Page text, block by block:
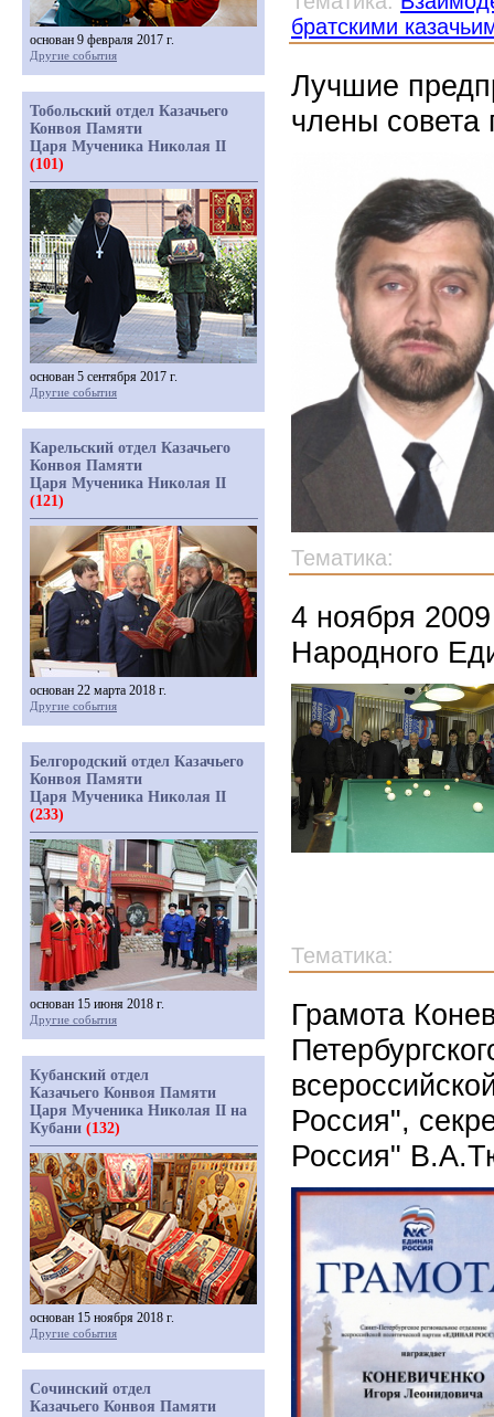
братскими
Лучшие
члены совета
Тематика:
4 ноября
Народного
Тематика:
Грамота
Россия",
Россия"
основан 9 февраля 2017 г.
Другие события
Тобольский отдел Казачьего
Конвоя Памяти
Царя Мученика Николая II
(101)
основан 5 сентября 2017 г.
Другие события
Карельский отдел Казачьего
Конвоя Памяти
Царя Мученика Николая II
(121)
основан 22 марта 2018 г.
Другие события
Белгородский отдел Казачьего
Конвоя Памяти
Царя Мученика Николая II
(233)
основан 15 июня 2018 г.
Другие события
Кубанский отдел
Казачьего Конвоя Памяти
Царя Мученика Николая II на
Кубани (132)
основан 15 ноября 2018 г.
Другие события
Сочинский отдел
Казачьего Конвоя Памяти